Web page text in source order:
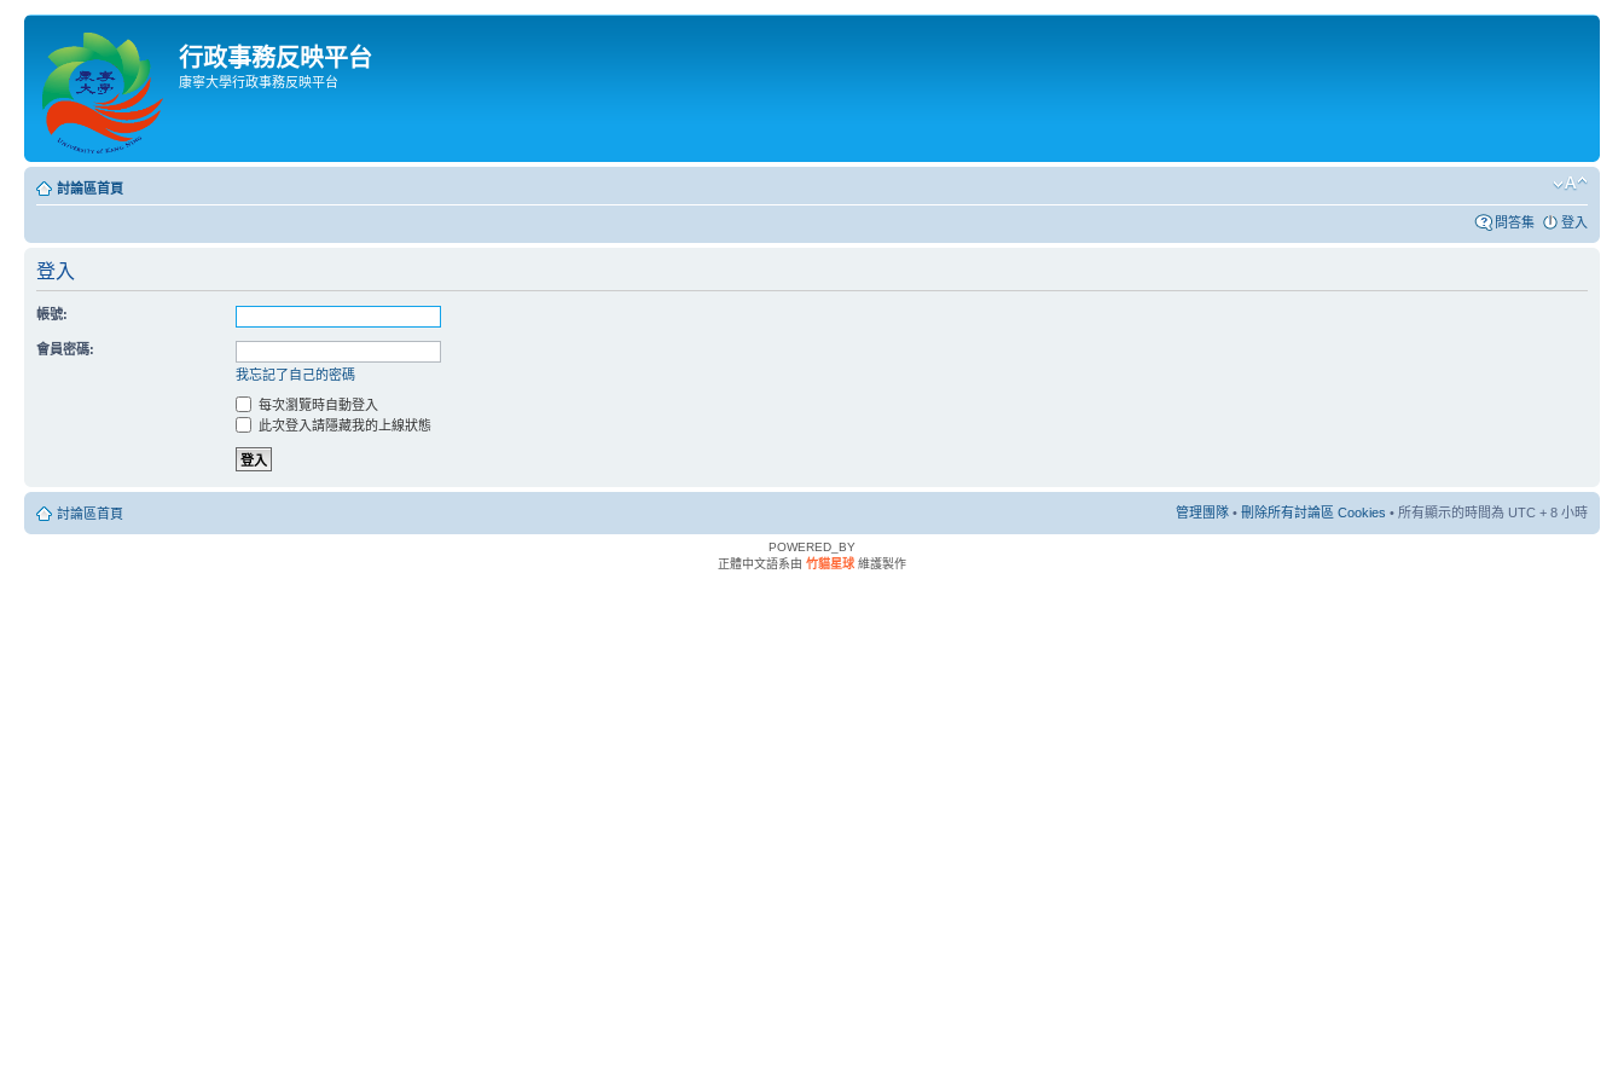
行政事務反映平台
康寧大學行政事務反映平台
討論區首頁
問答集 登入
登入
帳號:
會員密碼:
我忘記了自己的密碼
每次瀏覽時自動登入
此次登入請隱藏我的上線狀態
討論區首頁 管理團隊 • 刪除所有討論區 Cookies • 所有顯示的時間為 UTC + 8 小時
POWERED_BY
正體中文語系由 竹貓星球 維護製作